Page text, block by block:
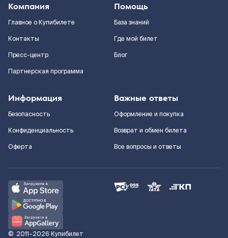
Компания
Главное о Купибилете
Контакты
Пресс-центр
Партнерская программа
Помощь
База знаний
Где мой билет
Блог
Информация
Безопасность
Конфиденциальность
Оферта
Важные ответы
Оформление и покупка
Возврат и обмен билета
Все вопросы и ответы
© 2011–2026 Купибилет